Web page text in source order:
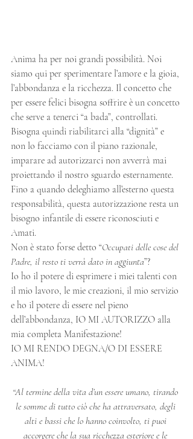
Anima ha per noi grandi possibilità. Noi
siamo qui per sperimentare l’amore e la gioia,
l’abbondanza e la ricchezza. Il concetto che
per essere felici bisogna soffrire è un concetto
che serve a tenerci “a bada”, controllati.
Bisogna quindi riabilitarci alla “dignità” e
non lo facciamo con il piano razionale,
imparare ad autorizzarci non avverrà mai
proiettando il nostro sguardo esternamente.
Fino a quando deleghiamo all’esterno questa
responsabilità, questa autorizzazione resta un
bisogno infantile di essere riconosciuti e
Amati.
Non è stato forse detto “Occupati delle cose del
Padre, il resto ti verrà dato in aggiunta”?
Io ho il potere di esprimere i miei talenti con
il mio lavoro, le mie creazioni, il mio servizio
e ho il potere di essere nel pieno
dell’abbondanza, IO MI AUTORIZZO alla
mia completa Manifestazione!
IO MI RENDO DEGNA/O DI ESSERE
ANIMA!
“Al termine della vita d’un essere umano, tirando
le somme di tutto ciò che ha attraversato, degli
alti e bassi che lo hanno coinvolto, ti puoi
accorgere che la sua ricchezza esteriore e le